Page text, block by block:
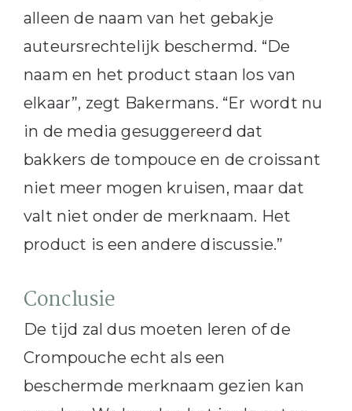
alleen de naam van het gebakje
auteursrechtelijk beschermd. “De
naam en het product staan los van
elkaar”, zegt Bakermans. “Er wordt nu
in de media gesuggereerd dat
bakkers de tompouce en de croissant
niet meer mogen kruisen, maar dat
valt niet onder de merknaam. Het
product is een andere discussie.”
Conclusie
De tijd zal dus moeten leren of de
Crompouche echt als een
beschermde merknaam gezien kan